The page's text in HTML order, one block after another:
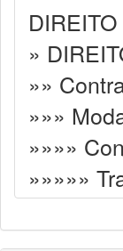
»
»»
»»»
»»»»
»»»»»